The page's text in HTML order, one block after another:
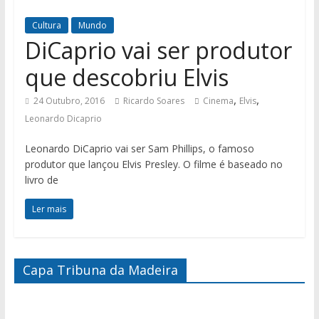
Cultura Mundo
DiCaprio vai ser produtor
que descobriu Elvis
24 Outubro, 2016 Ricardo Soares Cinema, Elvis,
Leonardo Dicaprio
Leonardo DiCaprio vai ser Sam Phillips, o famoso
produtor que lançou Elvis Presley. O filme é baseado no
livro de
Ler mais
Capa Tribuna da Madeira